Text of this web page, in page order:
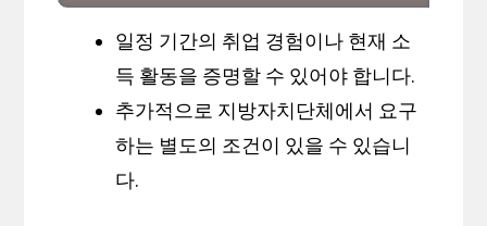
일정 기간의 취업 경험이나 현재 소
득 활동을 증명할 수 있어야 합니다.
추가적으로 지방자치단체에서 요구
하는 별도의 조건이 있을 수 있습니
다.